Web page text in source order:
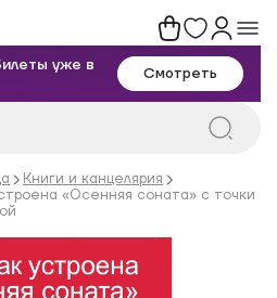
уже в
Смотреть
Книги и канцелярия
«Осенняя соната» с точки